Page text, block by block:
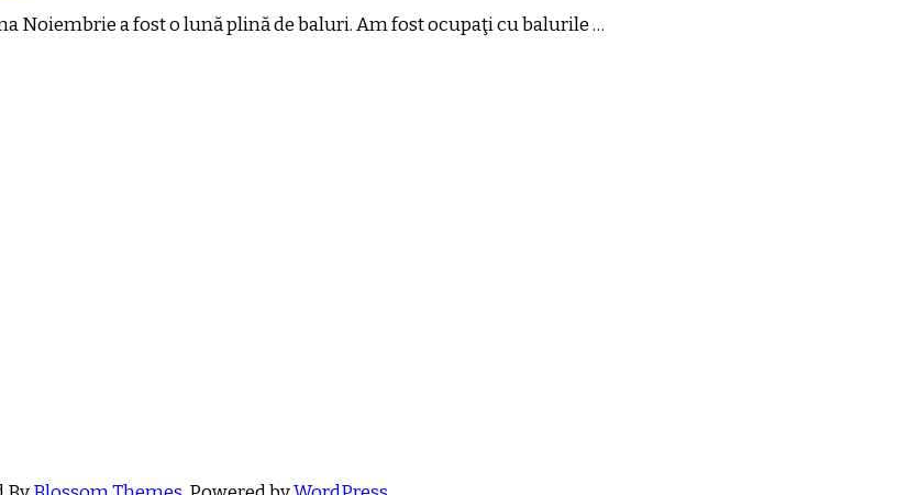
Noiembrie a fost o lună plină de baluri. Am fost ocupaţi cu balurile …